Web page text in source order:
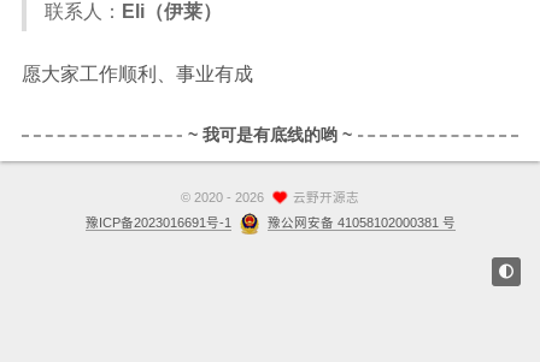
联系人： Eli（伊莱）
愿大家工作顺利、事业有成
© 2020 - 2026
云野开源志
豫ICP备2023016691号-1
豫公网安备 41058102000381 号